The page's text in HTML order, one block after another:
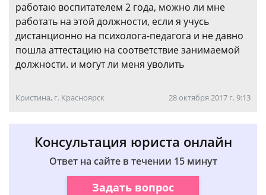
работаю воспитателем 2 года, можно ли мне
работать на этой должности, если я учусь
дистанционно на психолога-педагога и не давно
пошла аттестацию на соответствие занимаемой
должности. и могут ли меня уволить
Кристина, г. Красноярск 28 октября 2017 г. 9:13
Консультация юриста онлайн
Ответ на сайте в течении 15 минут
Задать вопрос